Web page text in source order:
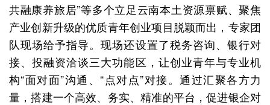
共融康养旅居”等多个立足云南本土资源禀赋、聚焦
产业创新升级的优质青年创业项目脱颖而出，专家团
队现场给予指导。现场还设置了税务咨询、银行对
接、投融资洽谈三大功能区，让创业青年与专业机
构“面对面”沟通、“点对点”对接。通过汇聚各方力
量，搭建一个高效、务实、精准的平台，促进银企对